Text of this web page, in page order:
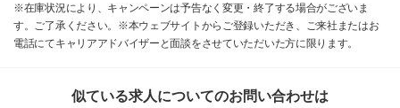
※在庫状況により、キャンペーンは予告なく変更・終了する場合がございま
す。ご了承ください。※本ウェブサイトからご登録いただき、ご来社またはお
電話にてキャリアアドバイザーと面談をさせていただいた方に限ります。
似ている求人についてのお問い合わせは